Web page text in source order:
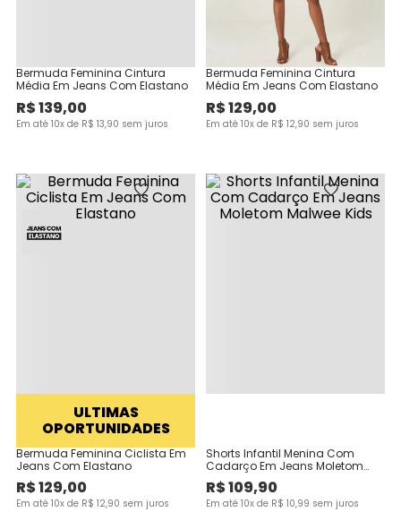
Bermuda Feminina Cintura
Média Em Jeans Com Elastano
R$139,00
Em até 10x de R$ 13,90 sem juros
Bermuda Feminina Cintura
Média Em Jeans Com Elastano
R$129,00
Em até 10x de R$ 12,90 sem juros
ULTIMAS
OPORTUNIDADES
Bermuda Feminina Ciclista Em
Jeans Com Elastano
R$129,00
Em até 10x de R$ 12,90 sem juros
Shorts Infantil Menina Com
Cadarço Em Jeans Moletom
Malwee Kids
R$109,90
Em até 10x de R$ 10,99 sem juros